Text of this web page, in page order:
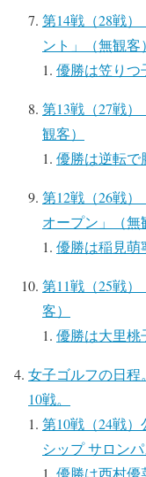
第14戦（28戦
ント」（無観客）
優勝は笠りつ
第13戦（27戦
観客）
優勝は逆転で
第12戦（26戦
オープン」（無
優勝は稲見萌
第11戦（25戦
客）
優勝は大里桃
女子ゴルフの日程
10戦。
第10戦（24戦
シップ サロン
優勝は西村優